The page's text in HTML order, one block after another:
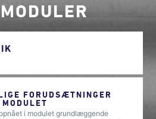
FORUDSÆTNINGER
i modulet grundlæggende